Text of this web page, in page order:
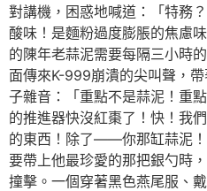
對講機，困惑地喊道：「特務
酸味！是麵粉過度膨脹的焦慮
的陳年老蒜泥需要每隔三小時
面傳來K-999崩潰的尖叫聲，
子雜音：「重點不是蒜泥！重
的推進器快沒紅棗了！快！我
的東西！除了——你那缸蒜泥
要帶上他最珍愛的那把銀勺時
撞擊。一個穿著黑色燕尾服、